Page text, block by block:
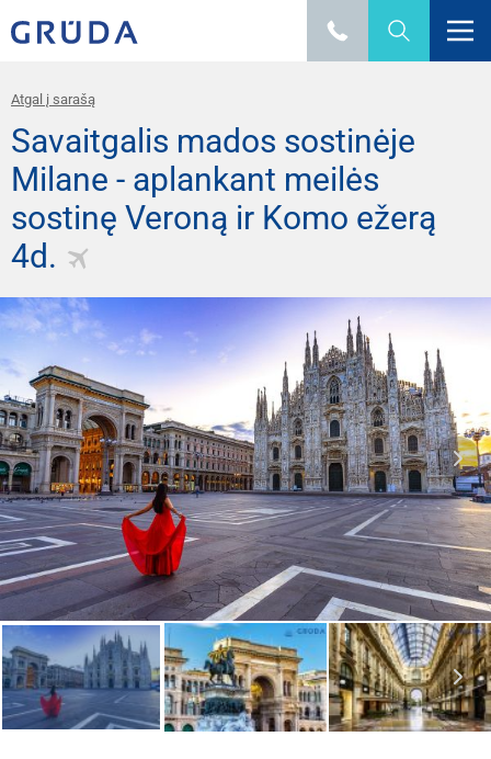
Atgal į sarašą
Savaitgalis mados sostinėje
Milane - aplankant meilės
sostinę Veroną ir Komo ežerą
4d.